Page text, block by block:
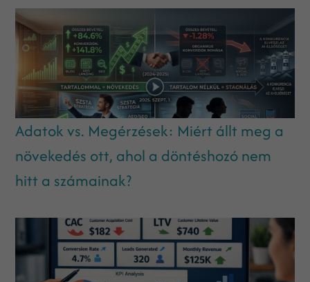
Adatok vs. Megérzések: Miért állt meg a
növekedés ott, ahol a döntéshozó nem
hitt a számainak?